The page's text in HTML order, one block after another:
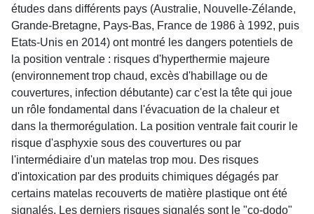
études dans différents pays (Australie, Nouvelle-Zélande,
Grande-Bretagne, Pays-Bas, France de 1986 à 1992, puis
Etats-Unis en 2014) ont montré les dangers potentiels de
la position ventrale : risques d'hyperthermie majeure
(environnement trop chaud, excès d'habillage ou de
couvertures, infection débutante) car c'est la tête qui joue
un rôle fondamental dans l'évacuation de la chaleur et
dans la thermorégulation. La position ventrale fait courir le
risque d'asphyxie sous des couvertures ou par
l'intermédiaire d'un matelas trop mou. Des risques
d'intoxication par des produits chimiques dégagés par
certains matelas recouverts de matière plastique ont été
signalés. Les derniers risques signalés sont le "co-dodo"